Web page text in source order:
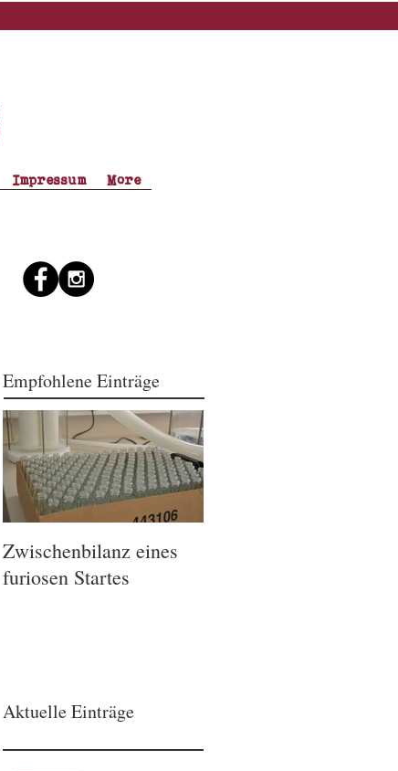
Impressum More
Empfohlene Einträge
Zwischenbilanz eines
furiosen Startes
Aktuelle Einträge